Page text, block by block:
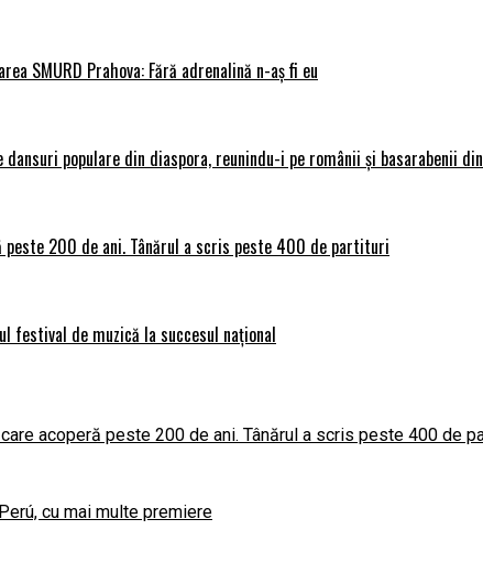
SMURD Prahova: Fără adrenalină n-aș fi eu
populare din diaspora, reunindu-i pe românii și basarabenii
peste 200 de ani. Tânărul a scris peste 400 de partituri
festival de muzică la succesul național
acoperă peste 200 de ani. Tânărul a scris peste 400 de
cu mai multe premiere